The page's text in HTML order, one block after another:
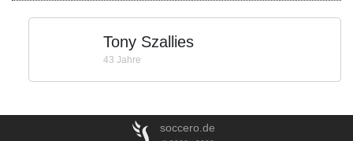
Tony Szallies
43 Jahre
soccero.de